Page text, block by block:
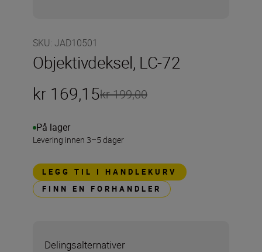
SKU: JAD10501
Objektivdeksel, LC-72
kr 169,15kr 199,00
På lager
Levering innen 3–5 dager
LEGG TIL I HANDLEKURV
FINN EN FORHANDLER
Delingsalternativer